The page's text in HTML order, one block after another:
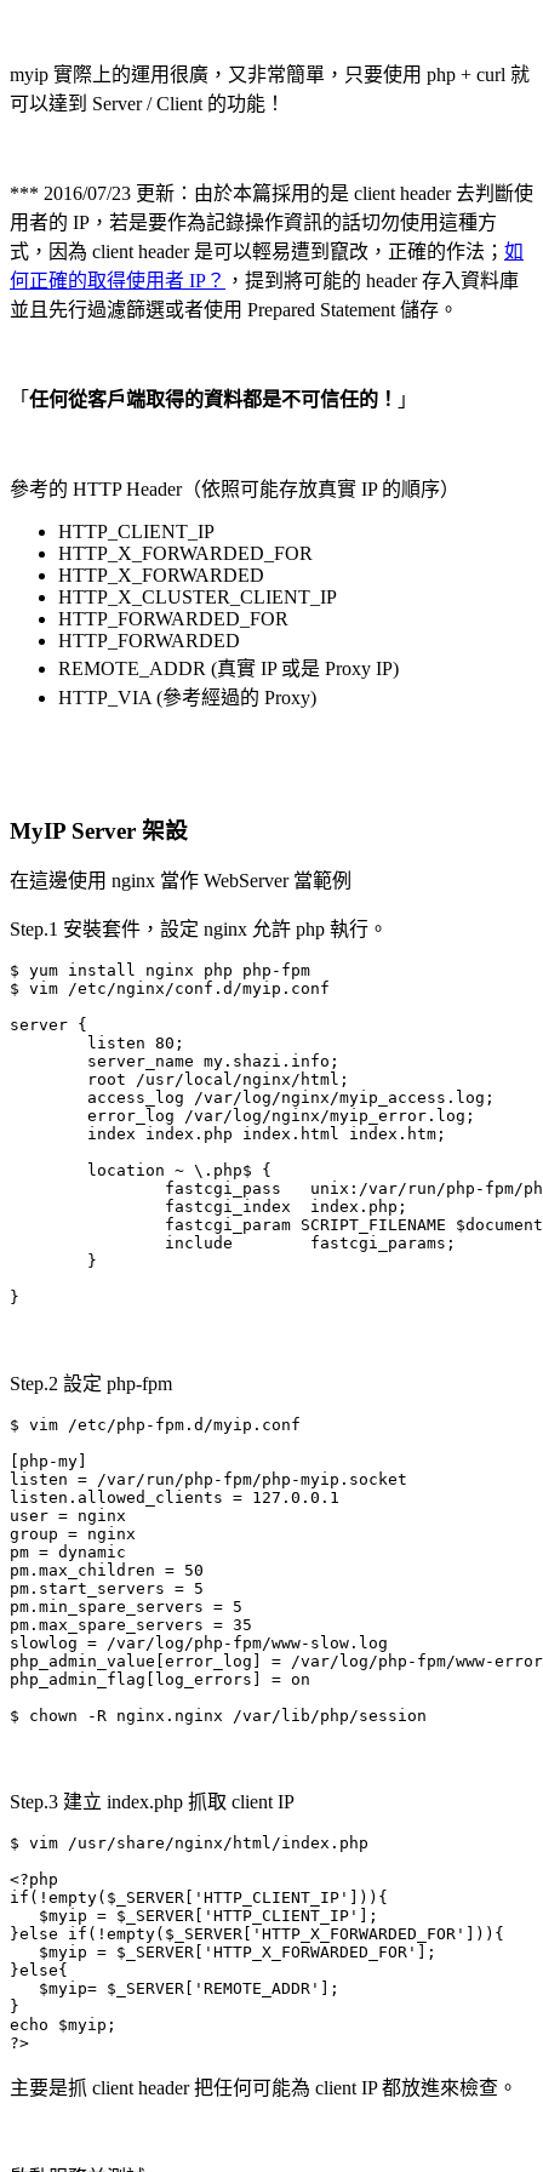
myip 實際上的運用很廣，又非常簡單，只要使用 php + curl 就
可以達到 Server / Client 的功能！
*** 2016/07/23 更新：由於本篇採用的是 client header 去判斷使
用者的 IP，若是要作為記錄操作資訊的話切勿使用這種方
式，因為 client header 是可以輕易遭到竄改，正確的作法； 如
何正確的取得使用者 IP？ ，提到將可能的 header 存入資料庫
並且先行過濾篩選或者使用 Prepared Statement 儲存。
「 任何從客戶端取得的資料都是不可信任的！ 」
參考的 HTTP Header（依照可能存放真實 IP 的順序）
HTTP_CLIENT_IP
HTTP_X_FORWARDED_FOR
HTTP_X_FORWARDED
HTTP_X_CLUSTER_CLIENT_IP
HTTP_FORWARDED_FOR
HTTP_FORWARDED
REMOTE_ADDR (真實 IP 或是 Proxy IP)
HTTP_VIA (參考經過的 Proxy)
MyIP Server 架設
在這邊使用 nginx 當作 WebServer 當範例
Step.1 安裝套件，設定 nginx 允許 php 執行。
$ yum install nginx php php-fpm
$ vim /etc/nginx/conf.d/myip.conf
        listen 80;
        server_name my.shazi.info;
        root /usr/local/nginx/html;
        access_log /var/log/nginx/myip_access.log;
        error_log /var/log/nginx/myip_error.log;
        index index.php index.html index.htm;
        location ~ \.php$ {
fastcgi_pass   unix:/var/run/php-fpm/
                fastcgi_index  index.php;
fastcgi_param SCRIPT_FILENAME
                include        fastcgi_params;
        }
Step.2 設定 php-fpm
$ vim /etc/php-fpm.d/myip.conf
[php-
listen = /var/run/php-fpm/php-myip.socket
listen.allowed_clients = 127.0.0.1
user = nginx
group = nginx
pm = dynamic
pm.max_children = 50
pm.start_servers = 5
pm.min_spare_servers = 5
pm.max_spare_servers = 35
slowlog = /var/log/php-fpm/www-slow.log
php_admin_value[error_log] = /var/log/php-fpm/www-
php_admin_flag[log_errors] = on
$ chown -R nginx.nginx /var/lib/php/session
Step.3 建立 index.php 抓取 client IP
$ vim /usr/share/nginx/html/index.php
if(!empty($_SERVER['HTTP_CLIENT_IP'])){
   $myip = $_SERVER['HTTP_CLIENT_IP'];
}else if(!empty($_SERVER['HTTP_X_FORWARDED_FOR'])){
   $myip = $_SERVER['HTTP_X_FORWARDED_FOR'];
}else{
   $myip= $_SERVER['REMOTE_ADDR'];
}
echo $myip;
?>
主要是抓 client header 把任何可能為 client IP 都放進來檢查。